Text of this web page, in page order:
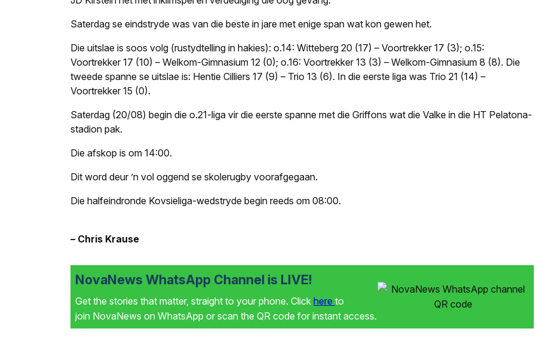
Saterdag se eindstryde was van die beste in jare met enige span wat kon gewen het.
Die uitslae is soos volg (rustydtelling in hakies): o.14: Witteberg 20 (17) – Voortrekker 17 (3); o.15:
Voortrekker 17 (10) – Welkom-Gimnasium 12 (0); o.16: Voortrekker 13 (3) – Welkom-Gimnasium 8 (8). Die
tweede spanne se uitslae is: Hentie Cilliers 17 (9) – Trio 13 (6). In die eerste liga was Trio 21 (14) –
Voortrekker 15 (0).
Saterdag (20/08) begin die o.21-liga vir die eerste spanne met die Griffons wat die Valke in die HT Pelatona-
stadion pak.
Die afskop is om 14:00.
Dit word deur ’n vol oggend se skolerugby voorafgegaan.
Die halfeindronde Kovsie­liga-wedstryde begin reeds om 08:00.
– Chris Krause
NovaNews WhatsApp Channel is LIVE!
Get the stories that matter, straight to your phone. Click here to
join NovaNews on WhatsApp or scan the QR code for instant access.